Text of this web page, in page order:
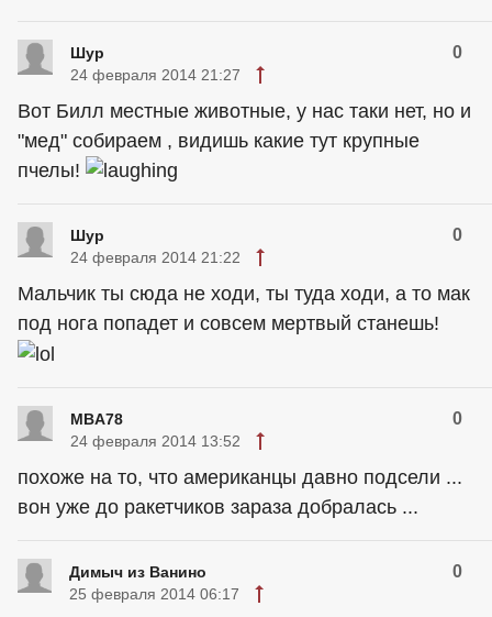
Шур 0
24 февраля 2014 21:27
Вот Билл местные животные, у нас таки нет, но и
"мед" собираем , видишь какие тут крупные
пчелы!
Шур 0
24 февраля 2014 21:22
Мальчик ты сюда не ходи, ты туда ходи, а то мак
под нога попадет и совсем мертвый станешь!
MBA78 0
24 февраля 2014 13:52
похоже на то, что американцы давно подсели ...
вон уже до ракетчиков зараза добралась ...
Димыч из Ванино 0
25 февраля 2014 06:17